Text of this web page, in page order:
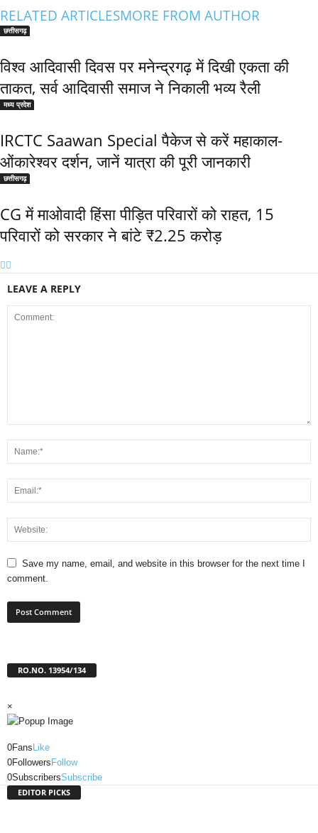
RELATED ARTICLESMORE FROM AUTHOR
छत्तीसगढ़
विश्व आदिवासी दिवस पर मनेन्द्रगढ़ में दिखी एकता की
ताकत, सर्व आदिवासी समाज ने निकाली भव्य रैली
मध्य प्रदेश
IRCTC Saawan Special पैकेज से करें महाकाल-
ओंकारेश्वर दर्शन, जानें यात्रा की पूरी जानकारी
छत्तीसगढ़
CG में माओवादी हिंसा पीड़ित परिवारों को राहत, 15
परिवारों को सरकार ने बांटे ₹2.25 करोड़
LEAVE A REPLY
Save my name, email, and website in this browser for the next time I
comment.
RO.NO. 13954/134
×
0Fans Like
0Followers Follow
0SubscribersSubscribe
EDITOR PICKS